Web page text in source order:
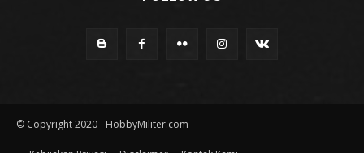
© Copyright 2020 - HobbyMiliter.com